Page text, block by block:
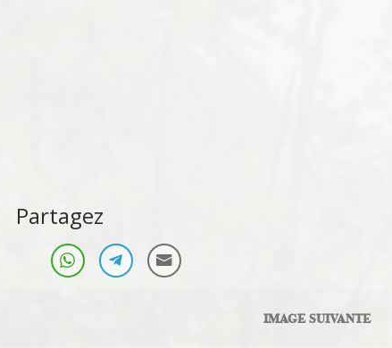
Partagez
IMAGE SUIVANTE